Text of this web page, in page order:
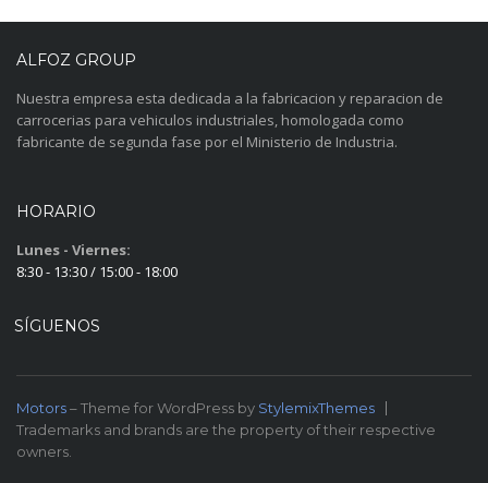
ALFOZ GROUP
Nuestra empresa esta dedicada a la fabricacion y reparacion de
carrocerias para vehiculos industriales, homologada como
fabricante de segunda fase por el Ministerio de Industria.
HORARIO
Lunes - Viernes:
8:30 - 13:30 / 15:00 - 18:00
SÍGUENOS
Motors– Theme for WordPress by StylemixThemes
Trademarks and brands are the property of their respective
owners.